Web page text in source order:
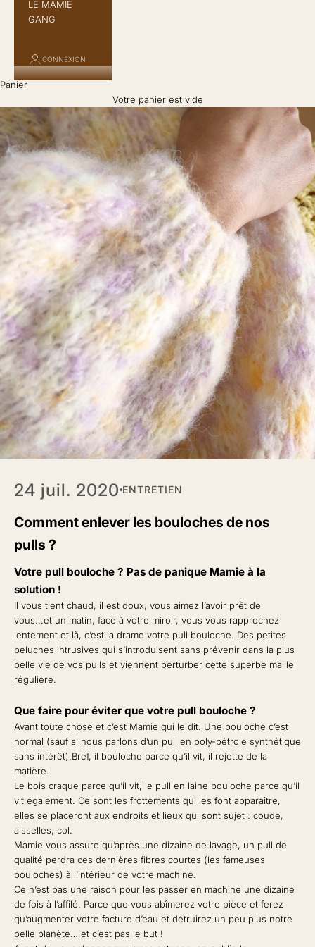
LE MAMIE
GANG
CONNEXION
Panier
Votre panier est vide
24 juil. 2020 ENTRETIEN
Comment enlever les bouloches de nos
pulls ?
Votre pull bouloche ? Pas de panique Mamie à la
solution !
Il vous tient chaud, il est doux, vous aimez l’avoir prêt de
vous...et un matin, face à votre miroir, vous vous rapprochez
lentement et là, c’est la drame votre pull bouloche. Des petites
peluches intrusives qui s’introduisent sans prévenir dans la plus
belle vie de vos pulls et viennent perturber cette superbe maille
régulière.
Que faire pour éviter que votre pull bouloche ?
Avant toute chose et c’est Mamie qui le dit. Une bouloche c’est
normal (sauf si nous parlons d’un pull en poly-pétrole synthétique
sans intérêt).Bref, il bouloche parce qu’il vit, il rejette de la
matière.
Le bois craque parce qu’il vit, le pull en laine bouloche parce qu’il
vit également. Ce sont les frottements qui les font apparaître,
elles se placeront aux endroits et lieux qui sont sujet : coude,
aisselles, col.
Mamie vous assure qu’après une dizaine de lavage, un pull de
qualité perdra ces dernières fibres courtes (les fameuses
bouloches) à l’intérieur de votre machine.
Ce n’est pas une raison pour les passer en machine une dizaine
de fois à l’affilé. Parce que vous abîmerez votre pièce et ferez
qu’augmenter votre facture d’eau et détruirez un peu plus notre
belle planète… et c’est pas le but !